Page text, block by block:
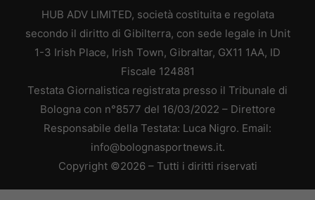
HUB ADV LIMITED, società costituita e regolata
secondo il diritto di Gibilterra, con sede legale in Unit
1-3 Irish Place, Irish Town, Gibraltar, GX11 1AA, ID
Fiscale 124881
Testata Giornalistica registrata presso il Tribunale di
Bologna con n°8577 del 16/03/2022 – Direttore
Responsabile della Testata: Luca Nigro. Email:
info@bolognasportnews.it.
Copyright ©2026 – Tutti i diritti riservati